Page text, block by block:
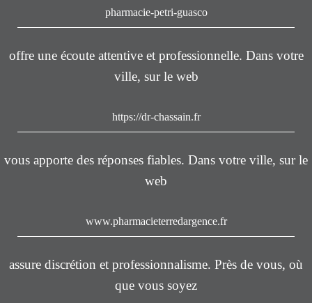
pharmacie-petri-guasco
offre une écoute attentive et professionnelle. Dans votre
ville, sur le web
https://dr-chassain.fr
vous apporte des réponses fiables. Dans votre ville, sur le
web
www.pharmacieterredargence.fr
assure discrétion et professionnalisme. Près de vous, où
que vous soyez